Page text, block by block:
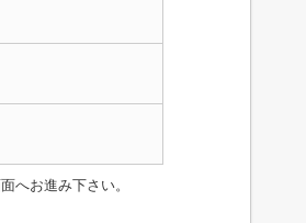
へお進み下さい。